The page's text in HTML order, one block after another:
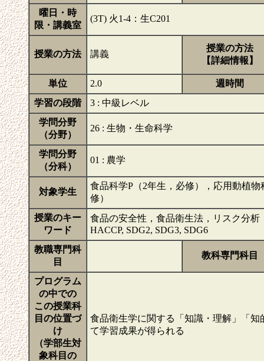
曜日・時
限・講義室
(3T) 火1-4：生C201
授業の方法 講義
授業の方法
【詳細情報】
単位 2.0
週時間
学習の段階
3 : 中級レベル
学問分野
（分野）
26 : 生物・生命科学
学問分野
（分科）
01 : 農学
対象学生
食品科学P（2年生，必修），応用動植
修）
授業のキー
ワード
食品の安全性，食品衛生法，リスク分
HACCP, SDG2, SDG3, SDG6
教職専門科
目
教科専門科目
プログラム
の中での
この授業科
目の位置づ
け
（学部生対
象科目の
食品衛生学に関する「知識・理解」「
て学習成果が得られる